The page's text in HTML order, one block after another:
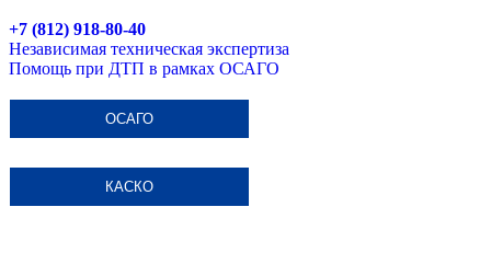
+7 (812) 918-80-40
Независимая техническая экспертиза
Помощь при ДТП в рамках ОСАГО
ОСАГО
КАСКО